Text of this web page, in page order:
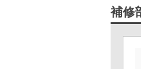
補修